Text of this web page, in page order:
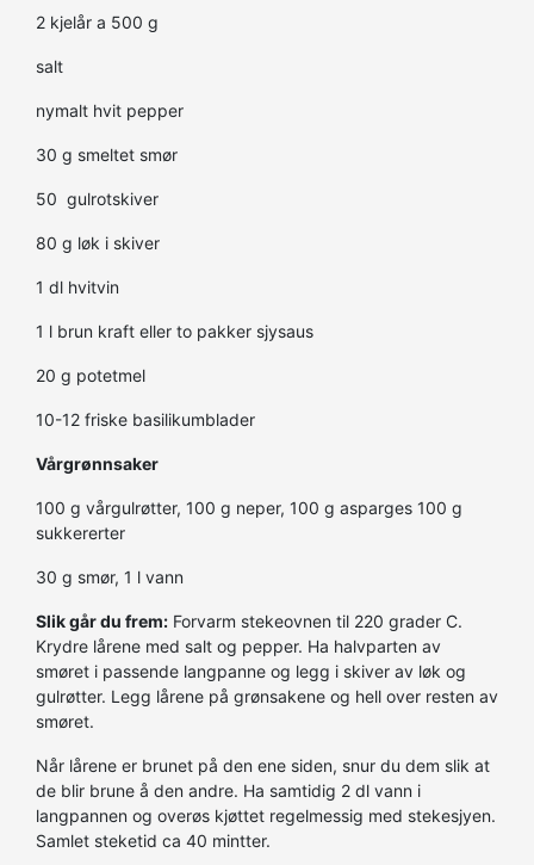
2 kjelår a 500 g
salt
nymalt hvit pepper
30 g smeltet smør
50 gulrotskiver
80 g løk i skiver
1 dl hvitvin
1 l brun kraft eller to pakker sjysaus
20 g potetmel
10-12 friske basilikumblader
Vårgrønnsaker
100 g vårgulrøtter, 100 g neper, 100 g asparges 100 g
sukkererter
30 g smør, 1 l vann
Slik går du frem: Forvarm stekeovnen til 220 grader C.
Krydre lårene med salt og pepper. Ha halvparten av
smøret i passende langpanne og legg i skiver av løk og
gulrøtter. Legg lårene på grønsakene og hell over resten av
smøret.
Når lårene er brunet på den ene siden, snur du dem slik at
de blir brune å den andre. Ha samtidig 2 dl vann i
langpannen og overøs kjøttet regelmessig med stekesjyen.
Samlet steketid ca 40 mintter.